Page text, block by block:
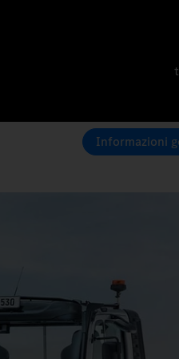
Informazioni